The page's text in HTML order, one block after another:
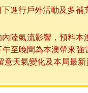
進行戶外活動及多補
陸氣流影響，預料本
至晚間為本澳帶來強
天氣變化及本局最